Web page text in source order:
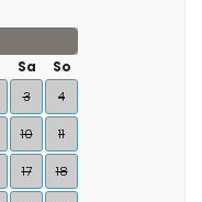
Sa
So
3 4
10 11
17 18